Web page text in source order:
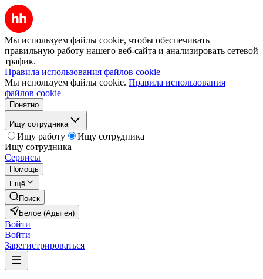
Мы используем файлы cookie, чтобы обеспечивать
правильную работу нашего веб-сайта и анализировать сетевой
трафик.
Правила использования файлов cookie
Мы используем файлы cookie. Правила использования
файлов cookie
Понятно
Ищу сотрудника
Ищу работу
Ищу сотрудника
Ищу сотрудника
Сервисы
Помощь
Ещё
Поиск
Белое (Адыгея)
Войти
Войти
Зарегистрироваться